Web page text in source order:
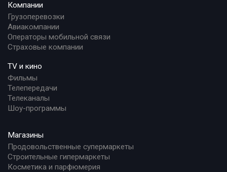
Компании
Грузоперевозки
Авиакомпании
Операторы мобильной связи
Страховые компании
TV и кино
Фильмы
Телепередачи
Телеканалы
Шоу-программы
Магазины
Продовольственные супермаркеты
Строительные гипермаркеты
Косметика и парфюмерия